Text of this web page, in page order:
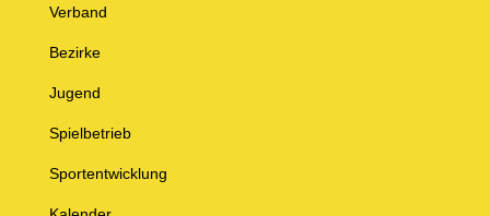
Verband
Bezirke
Jugend
Spielbetrieb
Sportentwicklung